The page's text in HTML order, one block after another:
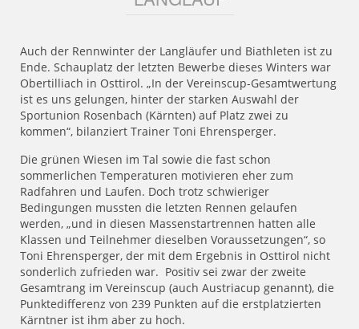
Auch der Rennwinter der Langläufer und Biathleten ist zu
Ende. Schauplatz der letzten Bewerbe dieses Winters war
Obertilliach in Osttirol. „In der Vereinscup-Gesamtwertung
ist es uns gelungen, hinter der starken Auswahl der
Sportunion Rosenbach (Kärnten) auf Platz zwei zu
kommen“, bilanziert Trainer Toni Ehrensperger.
Die grünen Wiesen im Tal sowie die fast schon
sommerlichen Temperaturen motivieren eher zum
Radfahren und Laufen. Doch trotz schwieriger
Bedingungen mussten die letzten Rennen gelaufen
werden, „und in diesen Massenstartrennen hatten alle
Klassen und Teilnehmer dieselben Voraussetzungen“, so
Toni Ehrensperger, der mit dem Ergebnis in Osttirol nicht
sonderlich zufrieden war. Positiv sei zwar der zweite
Gesamtrang im Vereinscup (auch Austriacup genannt), die
Punktedifferenz von 239 Punkten auf die erstplatzierten
Kärntner ist ihm aber zu hoch.